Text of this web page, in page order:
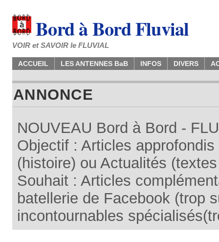
Bord à Bord Fluvial
VOIR et SAVOIR le FLUVIAL
ACCUEIL LES ANTENNES BaB INFOS DIVERS
ANNONCE
NOUVEAU Bord à Bord -
Objectif : Articles
(histoire) ou Actualités
Souhait : Articles
batellerie de Facebook (trop
incontournables